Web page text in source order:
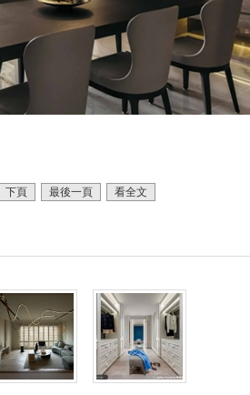
下頁 最後一頁 看全文